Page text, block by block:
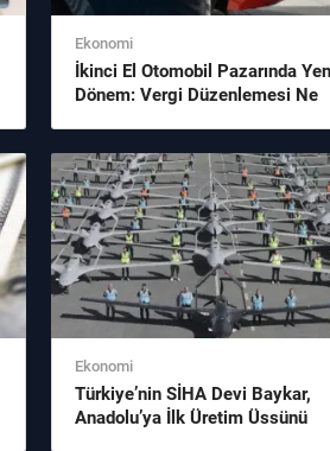
Ekonomi
İkinci El Otomobil Pazarında
Dönem: Vergi Düzenlemesi Ne
Ekonomi
Türkiye’nin SİHA Devi Baykar,
Anadolu’ya İlk Üretim Üssünü